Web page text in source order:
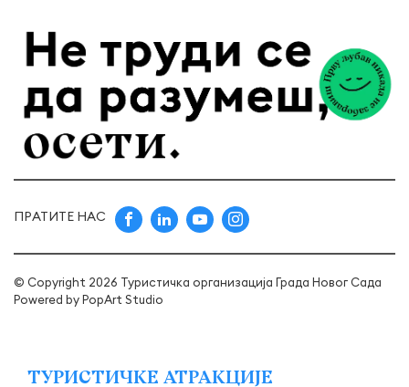
ПРАТИТЕ НАС
© Copyright 2026 Туристичка организација Града Новог Сада
Powered byPopArt Studio
ТУРИСТИЧКЕ АТРАКЦИЈЕ